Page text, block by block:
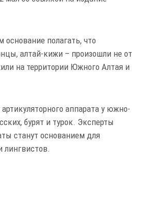
полагать, что
алтай-кижи – произошли не от
на территории Южного Алтая и
аппарата у южно-
бурят и турок. Эксперты
станут основанием для
лингвистов.